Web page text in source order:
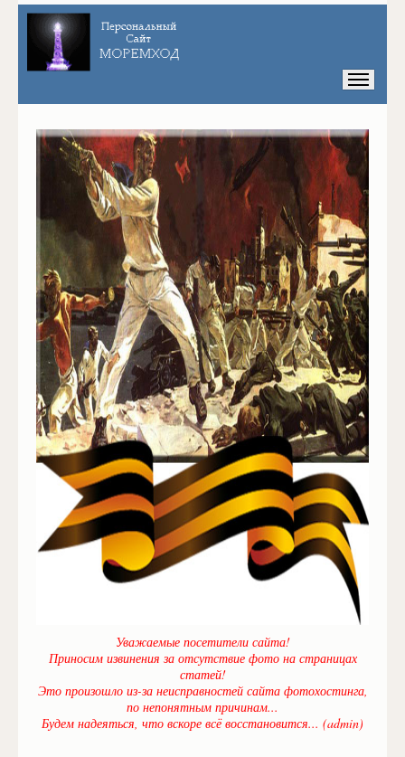
Уважаемые посетители сайта!
Приносим извинения за отсутствие фото на страницах
статей!
Это произошло из-за неисправностей сайта фотохостинга,
по непонятным причинам...
Будем надеяться, что вскоре всё восстановится... (admin)